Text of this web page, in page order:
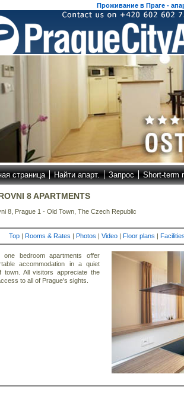
Проживание в Праге -
страница Найти апарт. Запрос Short-term
8 APARTMENTS
8, Prague 1 - Old Town, The Czech Republic
Top | Rooms & Rates | Photos | Video | Floor plans |
one bedroom apartments offer
accommodation in a quiet
town. All visitors appreciate the
to all of Prague's sights.